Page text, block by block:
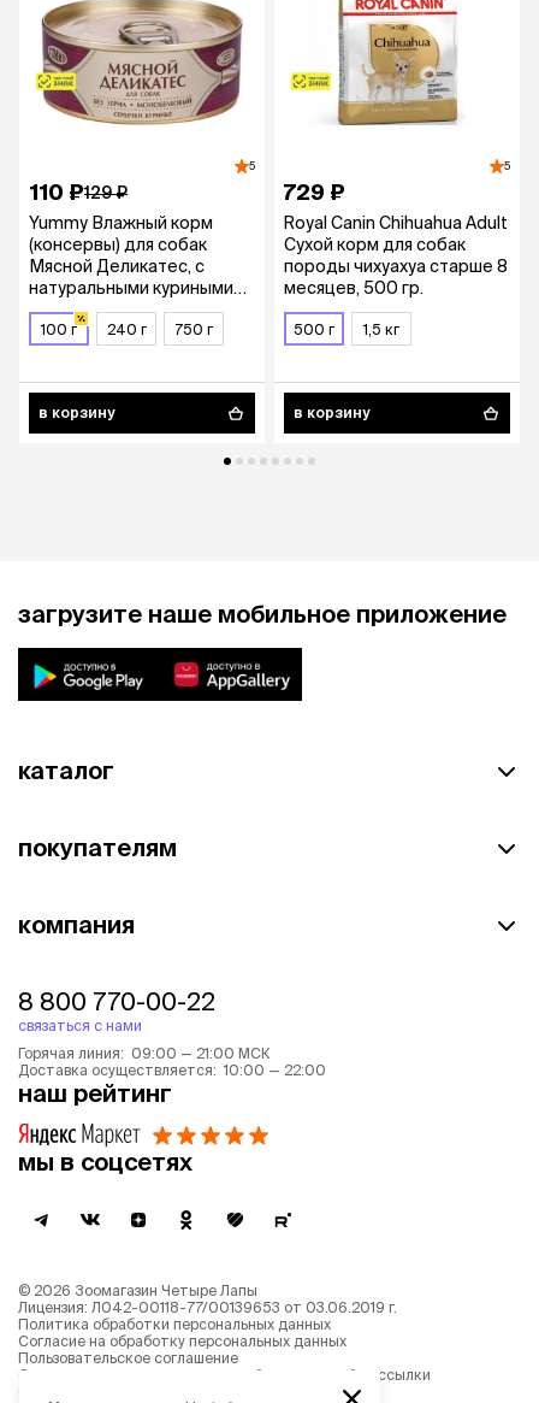
5
110 ₽129 ₽
Yummy Влажный корм
(консервы) для собак
Мясной Деликатес, с
натуральными куриными
сердечками в желе, 100
гр.
100 г 240 г 750 г
в корзину
5
729 ₽
Royal Canin Chihuahua Adult
Сухой корм для собак
породы чихуахуа старше 8
месяцев, 500 гр.
500 г 1,5 кг
в корзину
загрузите наше мобильное приложение
каталог
покупателям
компания
8 800 770-00-22
связаться с нами
Горячая линия: 09:00 — 21:00 МСК
Доставка осуществляется: 10:00 — 22:00
наш рейтинг
мы в соцсетях
© 2026 Зоомагазин Четыре Лапы
Лицензия: Л042-00118-77/00139653 от 03.06.2019 г.
Политика обработки персональных данных
Согласие на обработку персональных данных
Пользовательское соглашение
Согласие на получение новостной и рекламной рассылки
Описание рекомендательных алгоритмов